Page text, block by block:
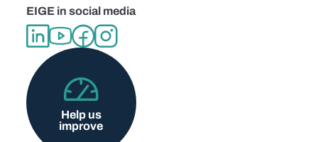
EIGE in social media
Help us
improve